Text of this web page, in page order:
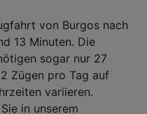
von Burgos nach
13 Minuten. Die
sogar nur 27
Zügen pro Tag auf
variieren.
in unserem